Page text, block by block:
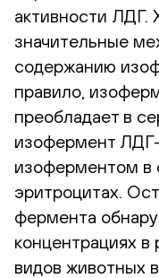
активности ЛДГ.
значительные
содержанию
правило,
преобладает в
изофермент
изоферментом в
эритроцитах.
фермента
концентрациях в
видов животных